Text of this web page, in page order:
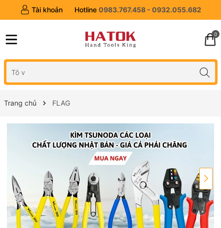
Tài khoản Hotline 0983.767.458 - 0932.055.682
0
Trang chủ FLAG